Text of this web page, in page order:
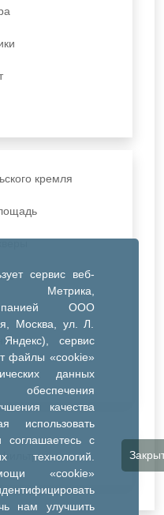
сервис веб-
Метрика,
ООО
Москва, ул. Л.
сервис
файлы «cookie»
данных
качества
использовать
соглашаетесь с
технологий.
«cookie»
нам улучшить
кремля